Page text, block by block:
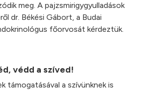
meg. A pajzsmirigygyulladások
dr. Békési Gábort, a Budai
főorvosát kérdeztük.
védd a szíved!
támogatásával a szívünknek is